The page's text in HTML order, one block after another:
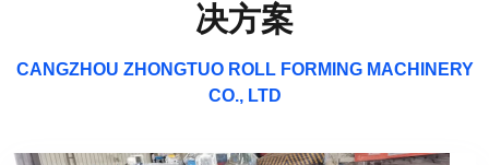
决方案
CANGZHOU ZHONGTUO ROLL FORMING MACHINERY
CO., LTD